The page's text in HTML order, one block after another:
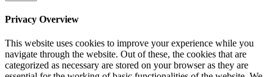
Privacy Overview
This website uses cookies to improve your experience while you
navigate through the website. Out of these, the cookies that are
categorized as necessary are stored on your browser as they are